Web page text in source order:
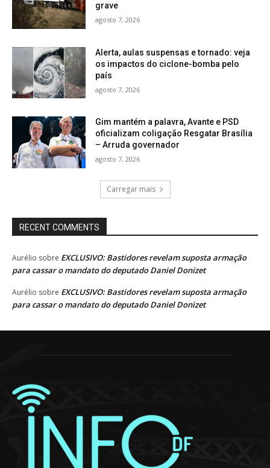
grave
agosto 7, 2026
Alerta, aulas suspensas e tornado: veja
os impactos do ciclone-bomba pelo
país
agosto 7, 2026
Gim mantém a palavra, Avante e PSD
oficializam coligação Resgatar Brasília
– Arruda governador
agosto 7, 2026
Carregar mais
RECENT COMMENTS
Aurélio sobre EXCLUSIVO: Bastidores revelam suposta armação
para cassar o mandato do deputado Daniel Donizet
Aurélio sobre EXCLUSIVO: Bastidores revelam suposta armação
para cassar o mandato do deputado Daniel Donizet